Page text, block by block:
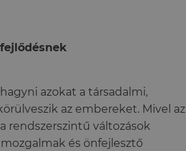
azokat a társadalmi,
az embereket. Mivel az
rendszerszintű változások
és önfejlesztő